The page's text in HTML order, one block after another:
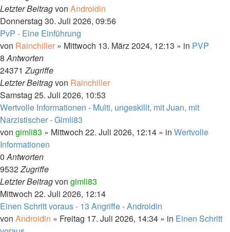
Letzter Beitragvon Androidin
Donnerstag 30. Juli 2026, 09:56
PvP - Eine Einführung
von Rainchiller » Mittwoch 13. März 2024, 12:13 » in PVP
8Antworten
24371Zugriffe
Letzter Beitragvon Rainchiller
Samstag 25. Juli 2026, 10:53
Wertvolle Informationen - Multi, ungeskillt, mit Juan, mit
Narzistischer - Gimli83
von gimli83 » Mittwoch 22. Juli 2026, 12:14 » in Wertvolle
Informationen
0Antworten
9532Zugriffe
Letzter Beitragvon gimli83
Mittwoch 22. Juli 2026, 12:14
Einen Schritt voraus - 13 Angriffe - Androidin
von Androidin » Freitag 17. Juli 2026, 14:34 » in Einen Schritt